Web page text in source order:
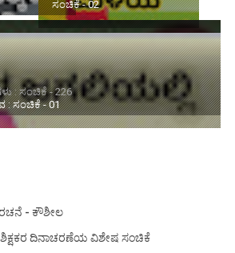
226
ಸಂಚಿಕೆ - 01
ರಚನೆ - ಕೌಶೀಲ
ದಿನಾಚರಣೆಯ ವಿಶೇಷ ಸಂಚಿಕೆ